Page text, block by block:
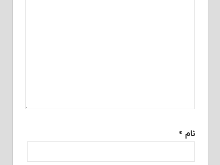
نام *